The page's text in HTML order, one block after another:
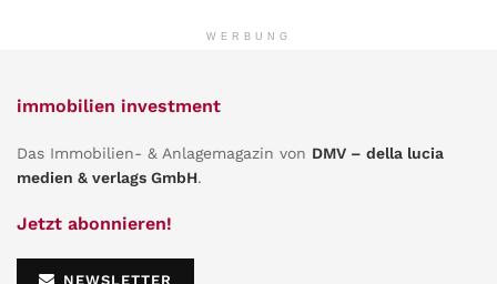
WERBUNG
immobilien investment
Das Immobilien- & Anlagemagazin von DMV – della lucia
medien & verlags GmbH.
Jetzt abonnieren!
NEWSLETTER